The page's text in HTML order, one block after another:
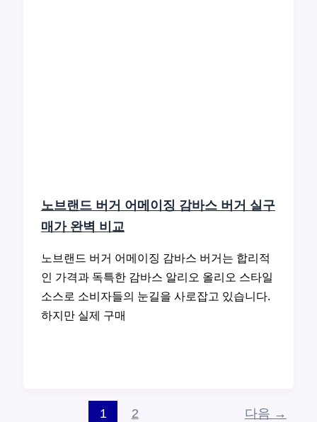
노브랜드 버거 어메이징 감바스 버거 실구
매가 완벽 비교
노브랜드 버거 어메이징 감바스 버거는 합리적
인 가격과 독특한 감바스 알리오 올리오 스타일
소스로 소비자들의 눈길을 사로잡고 있습니다.
하지만 실제 구매
1 2 다음 →